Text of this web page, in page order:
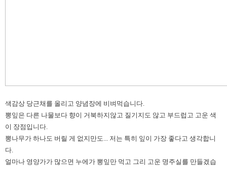
색감상 당근채를 올리고 양념장에 비벼먹습니다.
뽕잎은 다른 나물보다 향이 거북하지않고 질기지도 않고 부드럽고 고운 색
이 장점입니다.
뽕나무가 하나도 버릴 게 없지만도... 저는 특히 잎이 가장 좋다고 생각합니
다.
얼마나 영양가가 많으면 누에가 뽕잎만 먹고 그리 고운 명주실를 만들겠습